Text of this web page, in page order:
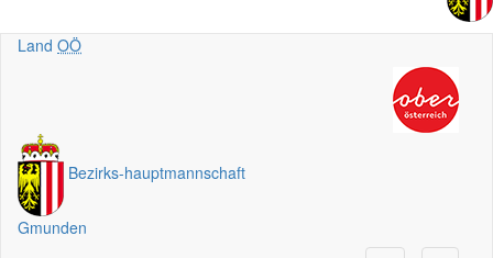
Land OÖ
Bezirks-hauptmannschaft
Gmunden